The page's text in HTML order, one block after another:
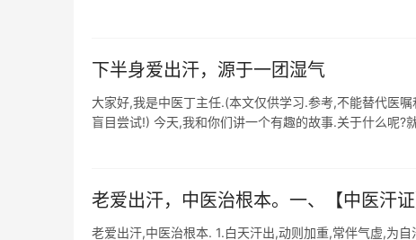
下半身爱出汗，源于一团湿气
大家好,我是中医丁主任.(本文仅供学习.参考,不能替代医
盲目尝试!) 今天,我和你们讲一个有趣的故事.关于什么呢?
老爱出汗，中医治根本。一、【中医汗
老爱出汗,中医治根本. 1.白天汗出,动则加重,常伴气虚,为